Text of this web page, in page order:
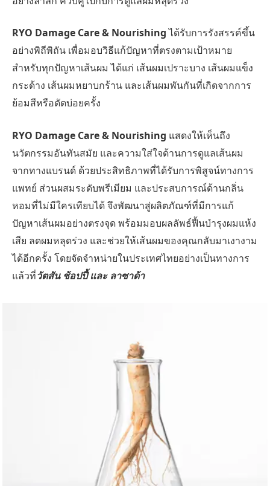
RYO Damage Care & Nourishingได้รับการรังสรรค์ขึ้น
อย่างพิถีพิถัน เพื่อมอบวิธีแก้ปัญหาที่ตรงตามเป้าหมาย
สำหรับทุกปัญหาเส้นผม ได้แก่ เส้นผมเปราะบาง เส้นผมแข็ง
กระด้าง เส้นผมหยาบกร้าน และเส้นผมพันกันที่เกิดจากการ
ย้อมสีหรือดัดบ่อยครั้ง
RYO Damage Care & Nourishing แสดงให้เห็นถึง
นวัตกรรมอันทันสมัย และความใส่ใจด้านการดูแลเส้นผม
จากทางแบรนด์ ด้วยประสิทธิภาพที่ได้รับการพิสูจน์ทางการ
แพทย์ ส่วนผสมระดับพรีเมียม และประสบการณ์ด้านกลิ่น
หอมที่ไม่มีใครเทียบได้ จึงพัฒนาสู่ผลิตภัณฑ์ที่มีการแก้
ปัญหาเส้นผมอย่างตรงจุด พร้อมมอบผลลัพธ์ฟื้นบำรุงผมแห้ง
เสีย ลดผมหลุดร่วง และช่วยให้เส้นผมของคุณกลับมาเงางาม
ได้อีกครั้ง โดยจัดจำหน่ายในประเทศไทยอย่างเป็นทางการ
แล้วที่วัตสัน ช้อปปี้ และ ลาซาด้า